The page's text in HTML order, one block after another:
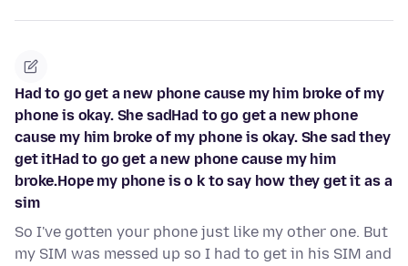
Had to go get a new phone cause my him broke of my
phone is okay. She sadHad to go get a new phone
cause my him broke of my phone is okay. She sad they
get itHad to go get a new phone cause my him
broke.Hope my phone is o k to say how they get it as a
sim
So I've gotten your phone just like my other one. But
my SIM was messed up so I had to get in his SIM and